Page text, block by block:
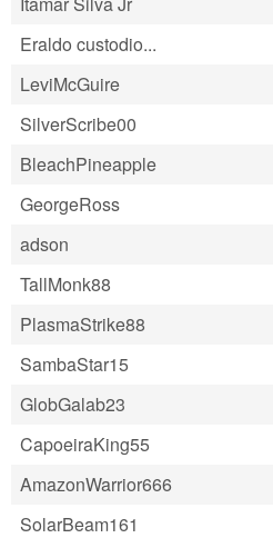
Eraldo custodio...
LeviMcGuire
SilverScribe00
BleachPineapple
GeorgeRoss
adson
TallMonk88
PlasmaStrike88
SambaStar15
GlobGalab23
CapoeiraKing55
AmazonWarrior666
SolarBeam161